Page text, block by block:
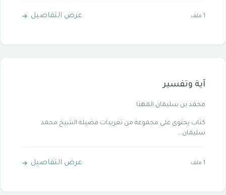
1 ملف عرض التفاصيل
آية وتفسير
محمد بن سليمان المهنا
كتاب يحتوى على مجموعة من تغريدات فضيلة الشيخ محمد
سليمان...
1 ملف عرض التفاصيل